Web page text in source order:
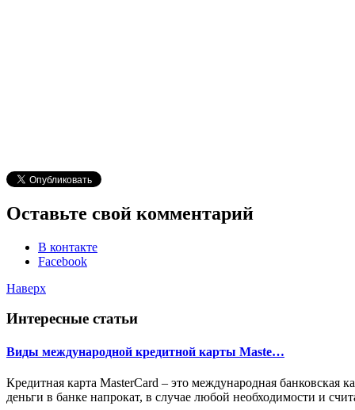
Оставьте свой комментарий
В контакте
Facebook
Наверх
Интересные статьи
Виды международной кредитной карты Maste…
Кредитная карта MasterCard – это международная банковская
деньги в банке напрокат, в случае любой необходимости и